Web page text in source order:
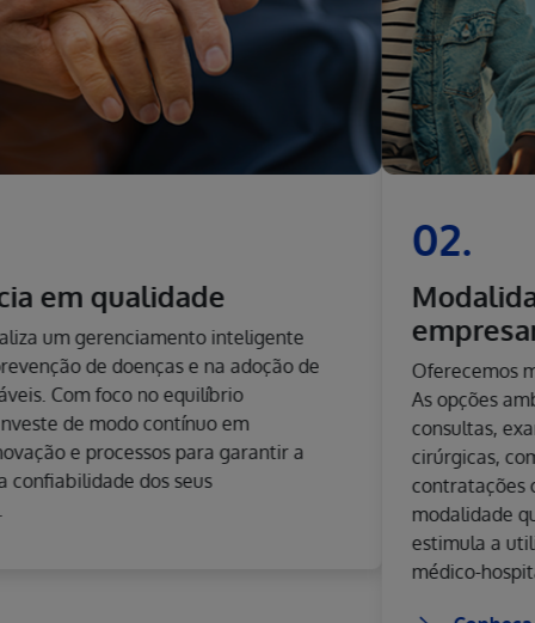
Modalidades de contratação
empresarial
Oferecemos modalidades variadas de contratação.
As opções ambulatorial e hospitalar cobrem
consultas, exames e internações clínicas e
cirúrgicas, com ou sem obstetrícia. Entre as
contratações opcionais destaca-se a copartipação,
modalidade que reduz o valor do plano de saúde e